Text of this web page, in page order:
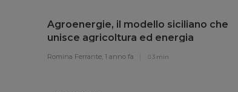
Agroenergie, il modello siciliano che
unisce agricoltura ed energia
Romina Ferrante, 1 anno fa 3 min